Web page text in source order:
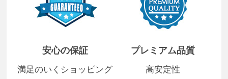
安心の保証
満足のいくショッピング
プレミアム品質
高安定性